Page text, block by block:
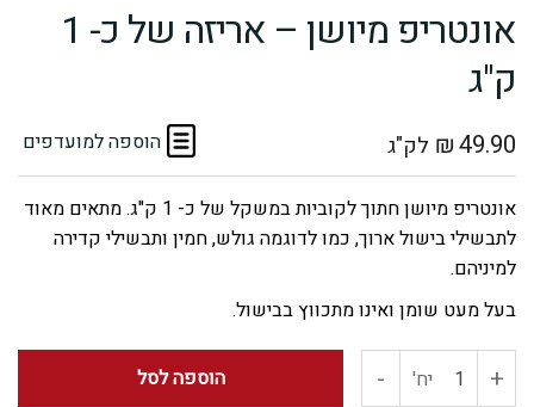
אונטריפ מיושן – אריזה של כ- 1
ק"ג
הוספה למועדפים ₪49.90 לק"ג
אונטריפ מיושן חתוך לקוביות במשקל של כ- 1 ק"ג. מתאים מאוד
לתבשילי בישול ארוך, כמו לדוגמה גולש, חמין ותבשילי קדירה
למיניהם.
בעל מעט שומן ואינו מתכווץ בבישול.
+ כמות יח' - הוספה לסל